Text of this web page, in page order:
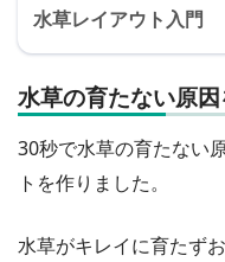
水草レイアウト入門
水草の育たない原
30秒で水草の育たない
トを作りました。
水草がキレイに育たず